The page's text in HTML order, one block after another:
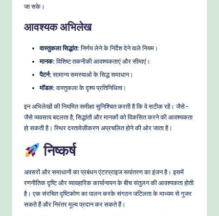
जा सके।
आवश्यक अभिलेख
वास्तुकला सिद्धांत:निर्णय लेने के निर्देश देने वाले नियम।
मानक:विशिष्ट तकनीकी आवश्यकताएं और सीमाएं।
पैटर्न:सामान्य समस्याओं के सिद्ध समाधान।
मॉडल:वास्तुकला के दृश्य प्रतिनिधित्व।
इन अभिलेखों की नियमित समीक्षा सुनिश्चित करती है कि वे सटीक रहें। जैसे-
जैसे व्यवसाय बदलता है, सिद्धांतों और मानकों को विकसित करने की आवश्यकता
हो सकती है। स्थिर दस्तावेज़ीकरण अप्रचलित होने की ओर जाता है।
निष्कर्ष
अवसरों और समाधानों का प्रबंधन एंटरप्राइज रूपांतरण का इंजन है। इसमें
रणनीतिक दृष्टि और व्यावहारिक कार्यान्वयन के बीच संतुलन की आवश्यकता होती
है। एक संरचित दृष्टिकोण का पालन करके संगठन जटिलता के माध्यम से गुजर
सकते हैं और निरंतर मूल्य प्रदान कर सकते हैं।